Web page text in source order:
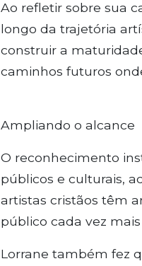
Ao refletir sobre sua
longo da trajetória
construir a
caminhos futuros
Ampliando o alcance
O reconhecimento
públicos e culturais,
artistas cristãos têm
público cada vez
Lorrane também fez